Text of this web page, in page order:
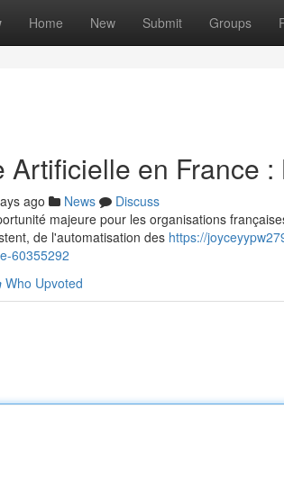
Home New Submit Groups
Artificielle en France
ago News
Discuss
majeure pour les organisations
de l'automatisation des https://
60355292
Who Upvoted